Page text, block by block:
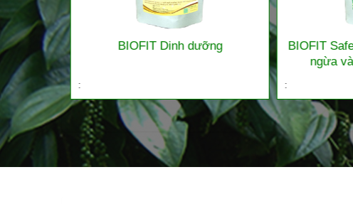
lúa và
viên/bột)
BIOFIT Dinh dưỡng
:
BIOFIT
ngừa
: